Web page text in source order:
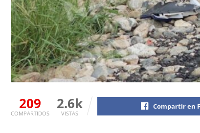
209
COMPARTIDOS
2.6k
VISTAS
Compartir en